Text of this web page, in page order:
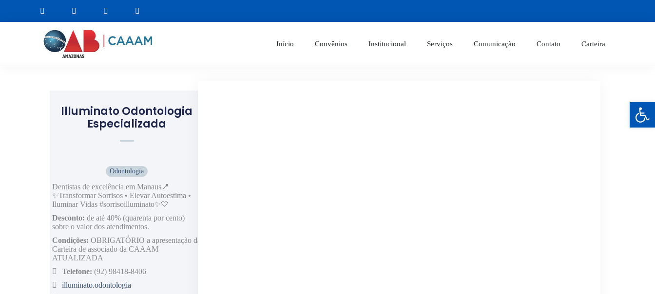
Início Convênios Institucional Serviços Comunicação Contato Carteira
Illuminato Odontologia
Especializada
Odontologia
Dentistas de excelência em Manaus📍
✨Transformar Sorrisos • Elevar Autoestima •
Iluminar Vidas #sorrisoilluminato✨🤍
Desconto: de até 40% (quarenta por cento)
sobre o valor dos atendimentos.
Condições: OBRIGATÓRIO a apresentação da
Carteira de associado da CAAAM
ATUALIZADA
Telefone: (92) 98418-8406
illuminato.odontologia
Barra de Ferramentas Aberta